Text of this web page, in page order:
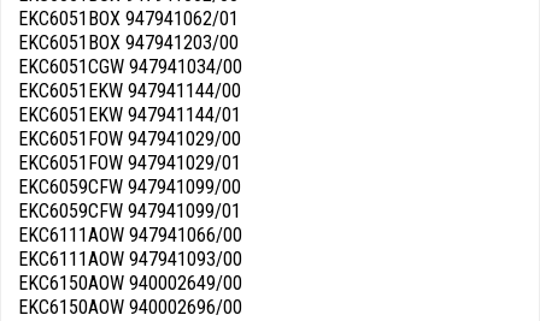
EKC6051BOX 947941062/01
EKC6051BOX 947941203/00
EKC6051CGW 947941034/00
EKC6051EKW 947941144/00
EKC6051EKW 947941144/01
EKC6051FOW 947941029/00
EKC6051FOW 947941029/01
EKC6059CFW 947941099/00
EKC6059CFW 947941099/01
EKC6111AOW 947941066/00
EKC6111AOW 947941093/00
EKC6150AOW 940002649/00
EKC6150AOW 940002696/00